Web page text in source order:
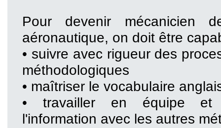
Pour devenir mécanicien
aéronautique, on doit être
• suivre avec rigueur des
méthodologiques
• maîtriser le vocabulaire
• travailler en équipe et
l'information avec les autres